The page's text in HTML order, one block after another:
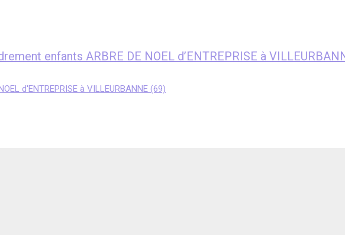
enfants ARBRE DE NOEL d’ENTREPRISE à
d'ENTREPRISE à VILLEURBANNE (69)